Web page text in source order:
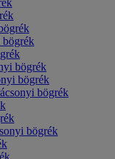
bögrék
bögrék
bögrék
bögrék
bögrék